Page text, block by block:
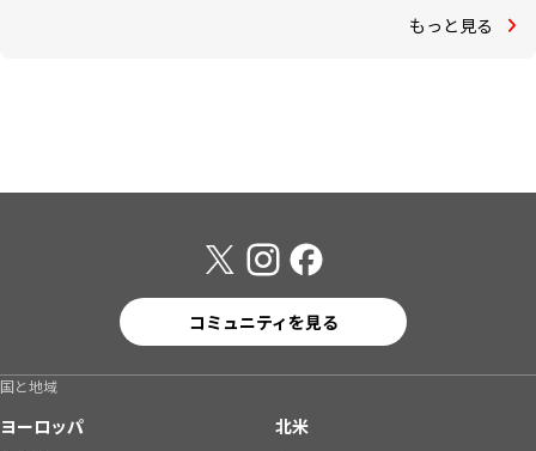
もっと見る
コミュニティを見る
国と地域
ヨーロッパ
北米